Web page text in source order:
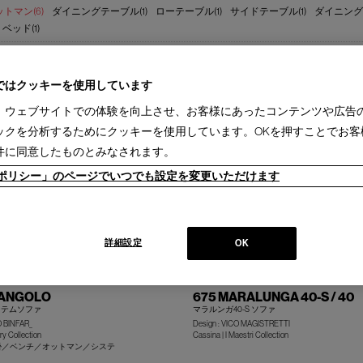
トマン(6) ダイニングテーブル(1) ローテーブル(1) サイドテーブル(1)
ダイニン
ベッド(1)
間［国内在庫品］(2) 1-3ヵ月［国内製作品］(6)
ムソファ
Collection
／ベンチ／オットマン／システ
675 MARALUNGA 40-S / 40
マラルンガ40-S ソファ
Design : VICO MAGISTRETTI
Cassina | I Maestri Collection
はクッキーを使用しています
ウェブサイトでの体験を向上させ、お客様にあったコンテンツや広告
クを分析するためにクッキーを使用しています。OKを押すことでお
に同意したものとみなされます。
リシー」のページでいつでも設定を変更いただけます
OK
詳細設定